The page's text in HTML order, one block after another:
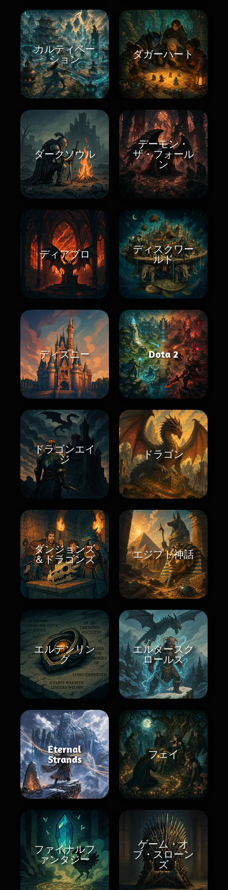
カルティベー
ション
ダガーハート
ダークソウル
デーモン・
ザ・フォール
ン
ディアブロ
ディスクワー
ルド
ディズニー Dota 2
ドラゴンエイ
ジ
ドラゴン
ダンジョンズ
＆ドラゴンズ
エジプト神話
エルデンリン
グ
エルダースク
ロールズ
Eternal
Strands
フェイ
ファイナルフ
ァンタジー
ゲーム・オ
ブ・スローン
ズ